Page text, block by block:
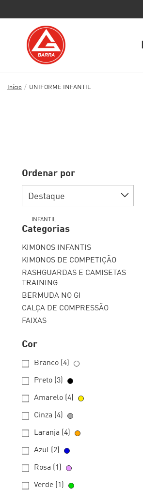
Início / UNIFORME INFANTIL
Ordenar por
INFANTIL
Categorias
KIMONOS INFANTIS
KIMONOS DE COMPETIÇÃO
RASHGUARDAS E CAMISETAS
TRAINING
BERMUDA NO GI
CALÇA DE COMPRESSÃO
FAIXAS
Cor
Branco (4)
Preto (3)
Amarelo (4)
Cinza (4)
Laranja (4)
Azul (2)
Rosa (1)
Verde (1)